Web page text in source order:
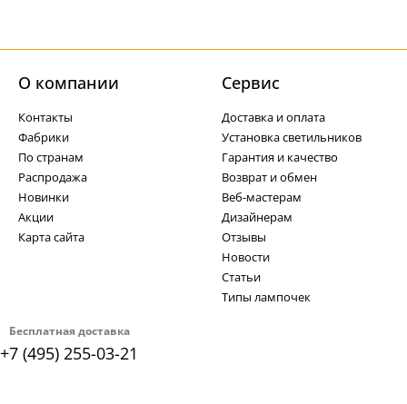
Бесплатная доставка
+7 (495) 255-03-21
О компании
Контакты
Фабрики
По странам
Распродажа
Новинки
Акции
Карта сайта
Cервис
Доставка и оплата
Установка светильников
Гарантия и качество
Возврат и обмен
Веб-мастерам
Дизайнерам
Отзывы
Новости
Статьи
Типы лампочек